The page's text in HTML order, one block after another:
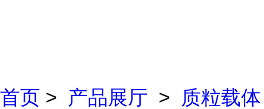
首页 > 产品展厅 >
质粒载体